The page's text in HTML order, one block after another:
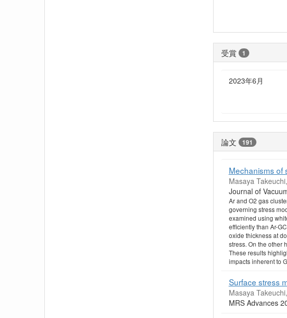
受賞 1
2023年6月
論文 191
Mechanisms of
Masaya
Journal of
Ar and O2 gas
governing stress
examined using
efficiently than Ar-
oxide thickness at
stress. On the other
These results
impacts inherent to
Surface stress
Masaya
MRS Advances